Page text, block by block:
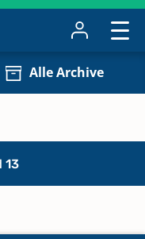
Alle Archive
13